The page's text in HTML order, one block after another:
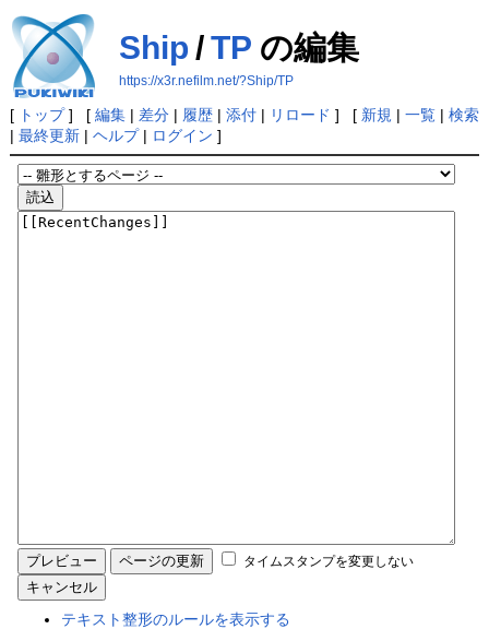
Ship /TPの編集
https://x3r.nefilm.net/?Ship/TP
[ トップ] [ 編集| 差分| 履歴| 添付| リロード ] [ 新規 | 一覧| 検索
| 最終更新| ヘルプ| ログイン ]
タイムスタンプを変更しない
テキスト整形のルールを表示する